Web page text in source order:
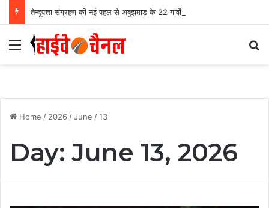
Menu
Home / 2026 /June /13
Day:June 13, 2026